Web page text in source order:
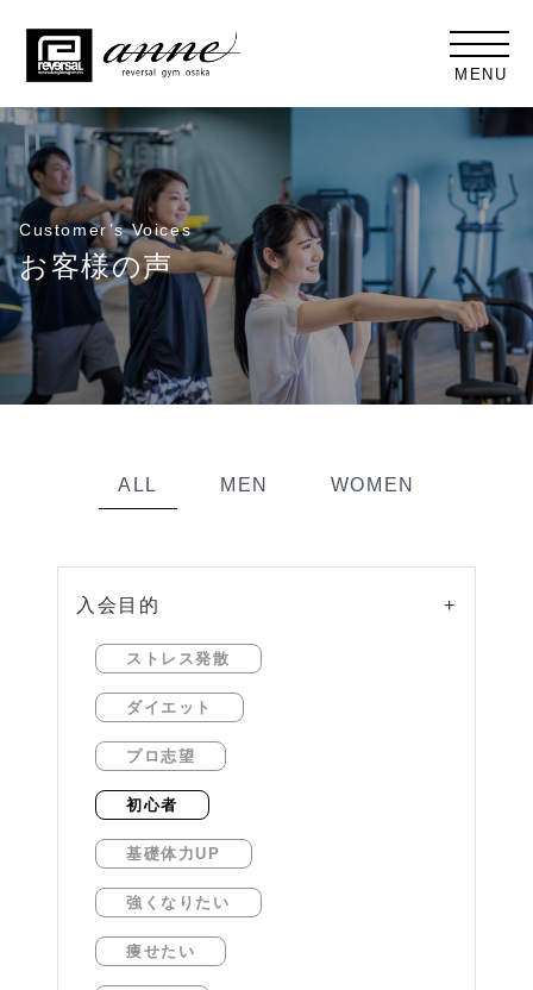
MENU
ALL MEN WOMEN
入会目的 +
ストレス発散
ダイエット
プロ志望
初心者
基礎体力UP
強くなりたい
痩せたい
Customer’s Voices
お客様の声